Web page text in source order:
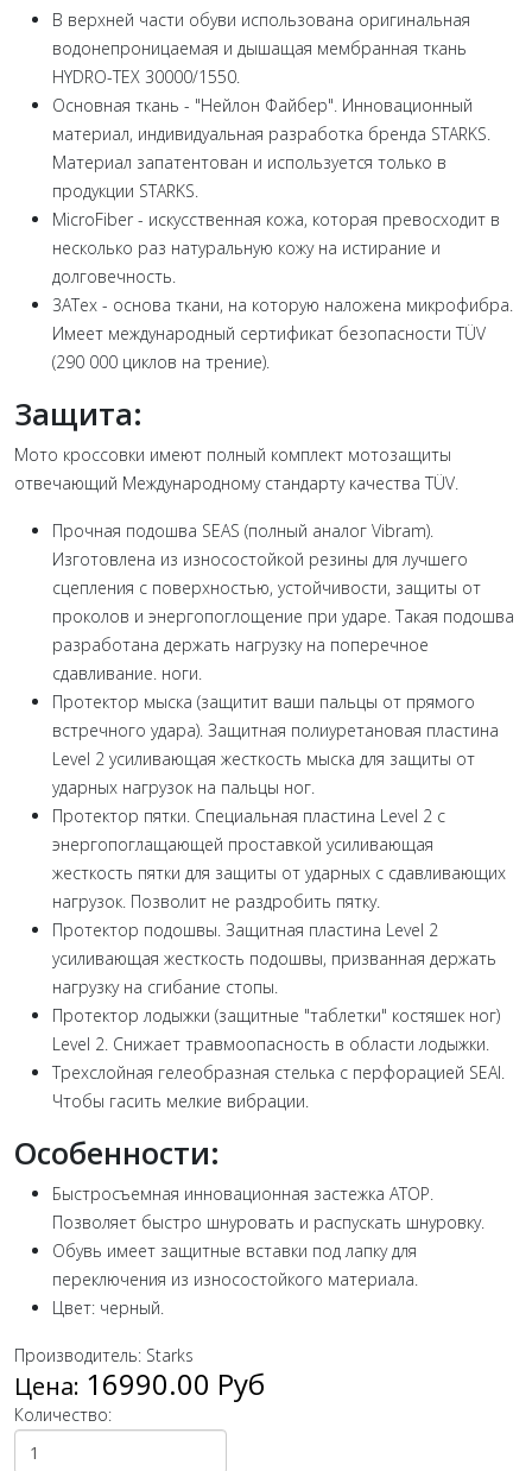
В верхней части обуви использована оригинальная
водонепроницаемая и дышащая мембранная ткань
HYDRO-TEX 30000/1550.
Основная ткань - "Нейлон Файбер". Инновационный
материал, индивидуальная разработка бренда STARKS.
Материал запатентован и используется только в
продукции STARKS.
MicroFiber - искусственная кожа, которая превосходит в
несколько раз натуральную кожу на истирание и
долговечность.
3АТех - основа ткани, на которую наложена микрофибра.
Имеет международный сертификат безопасности TÜV
(290 000 циклов на трение).
Защита:
Мото кроссовки имеют полный комплект мотозащиты
отвечающий Международному стандарту качества TÜV.
Прочная подошва SEAS (полный аналог Vibram).
Изготовлена из износостойкой резины для лучшего
сцепления с поверхностью, устойчивости, защиты от
проколов и энергопоглощение при ударе. Такая подошва
разработана держать нагрузку на поперечное
сдавливание. ноги.
Протектор мыска (защитит ваши пальцы от прямого
встречного удара). Защитная полиуретановая пластина
Level 2 усиливающая жесткость мыска для защиты от
ударных нагрузок на пальцы ног.
Протектор пятки. Специальная пластина Level 2 с
энергопоглащающей проставкой усиливающая
жесткость пятки для защиты от ударных с сдавливающих
нагрузок. Позволит не раздробить пятку.
Протектор подошвы. Защитная пластина Level 2
усиливающая жесткость подошвы, призванная держать
нагрузку на сгибание стопы.
Протектор лодыжки (защитные "таблетки" костяшек ног)
Level 2. Снижает травмоопасность в области лодыжки.
Трехслойная гелеобразная стелька с перфорацией SEAI.
Чтобы гасить мелкие вибрации.
Особенности:
Быстросъемная инновационная застежка ATOP.
Позволяет быстро шнуровать и распускать шнуровку.
Обувь имеет защитные вставки под лапку для
переключения из износостойкого материала.
Цвет: черный.
Производитель: Starks
Цена: 16990.00 Руб
Количество: